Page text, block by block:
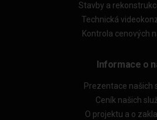
Stavby a
Technická
Kontrola cenových
Informace o
Prezentace našich
Ceník našich
O projektu a o